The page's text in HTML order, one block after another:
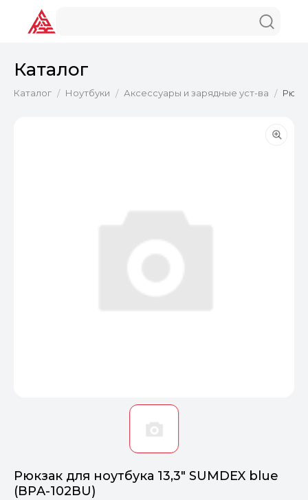
Каталог
Каталог / Ноутбуки / Аксессуары и зарядные уст-ва /
Рюкзак для ноутбука 13,3" SUMDEX blue
(BPA-102BU)